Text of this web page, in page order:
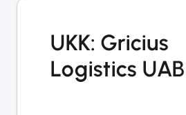
UKK: Gricius
Logistics UAB